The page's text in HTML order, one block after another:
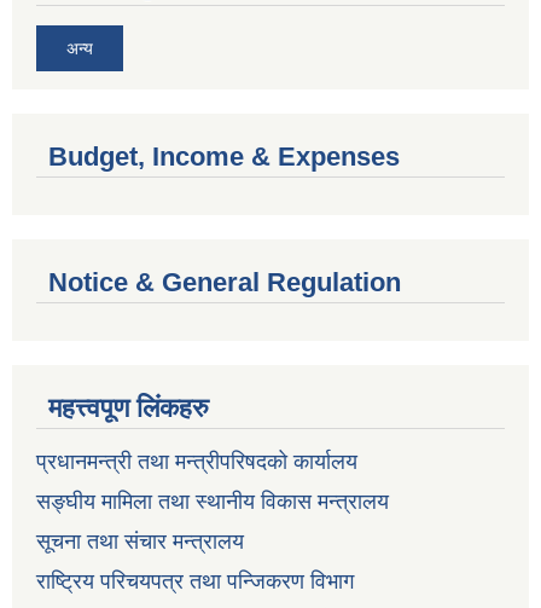
अन्य
Budget, Income & Expenses
Notice & General Regulation
महत्त्वपूण लिंकहरु
प्रधानमन्त्री तथा मन्त्रीपरिषदको कार्यालय
सङ्घीय मामिला तथा स्थानीय विकास मन्त्रालय
सूचना तथा संचार मन्त्रालय
राष्ट्रिय परिचयपत्र तथा पन्जिकरण विभाग